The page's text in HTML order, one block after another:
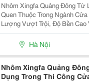
Nhôm Xingfa Quảng Đông Từ
Quen Thuộc Trong Ngành
Lượng Vượt Trội, Độ Bền Cao
Tuy Nhiên, Trên Thị Trường
Sản Phẩm Nhái, Kém Chất
Hà Nội
Nhôm Xingfa Quảng
Dụng Trong Thi Công